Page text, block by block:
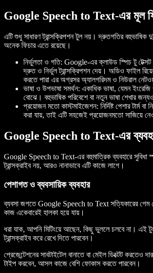
Google Speech to Text-এর মূল
এটি শুধু সাধারণ ট্রান্সক্রিপশন টুল নয়। দ্রুতগতির বহুভাষিক
অনেক ফিচার এতে রয়েছে।
নির্ভুলতা ও গতি: Google-এর ক্লাউড স্পিচ টু
দ্রুত ও নির্ভুল ট্রান্সক্রিপশন দেয়। অডিও ফাইল
করতে পারা এর অগ্রসর অ্যালগরিদম ও নিউরাল
ভাষা ও উপভাষা সমর্থন: একাধিক ভাষা, যেমন
বোঝে। বহুভাষিক পরিবেশে বা নতুন ভাষা শেখার
প্রয়োজন মতো কাস্টমাইজেশন: নির্দিষ্ট পেশার টার্ম
করা যায়, তাই এটি সহজেই প্রয়োজনমতো সাজিয়ে
Google Speech to Text-এর
Google Speech to Text-এর বহুমাত্রিক ব্যবহারে সুবিধা
ট্রান্সক্রাইব নয়, আরও নানাভাবে এটি কাজে লাগে।
পেশাগত ও ব্যবসায়িক ব্যবহার
ব্যবসা জগতে Google Speech to Text সত্যিকারের গেম
কাজ একেবারেই হালকা হয়ে যায়।
ধরা যাক, আপনি মিটিংয়ে আছেন, কিছু ভুললে চলবে না। এই
ট্রান্সক্রাইব করে রেখে দিতে পারবেন।
প্রেজেন্টেশনের সাবটাইটেল বানাতে বা মেইল ডিক্টেট
টাইপ করবেন, আসল কাজে বেশি ফোকাস করতে পারবেন।